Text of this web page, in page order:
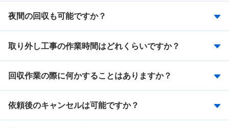
夜間の回収も可能ですか？
取り外し工事の作業時間はどれくらいですか？
回収作業の際に何かすることはありますか？
依頼後のキャンセルは可能ですか？